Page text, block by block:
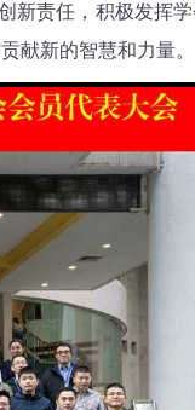
新责任，积极发挥
献新的智慧和力量。